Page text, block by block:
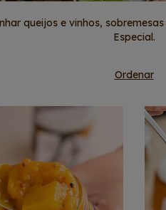
queijos e vinhos,
Especial.
Ordenar